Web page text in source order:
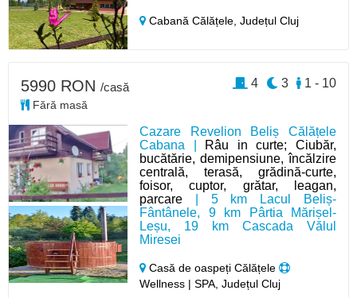
Cabană Călățele,Județul Cluj
Cazare Revelion Beliș Călățele
Cabana |
Râu in curte; Ciubăr,
bucătărie, demipensiune, încălzire
centrală, terasă, grădină-curte,
foisor, cuptor, grătar, leagan,
parcare | 5 km Lacul Beliș-
Fântânele, 9 km Pârtia Mărișel-
Leșu, 19 km Cascada Vălul
Miresei
Casă de oaspeți Călățele
Wellness | SPA, Județul Cluj
5990 RON /casă
Fără masă
1 - 10
3
4